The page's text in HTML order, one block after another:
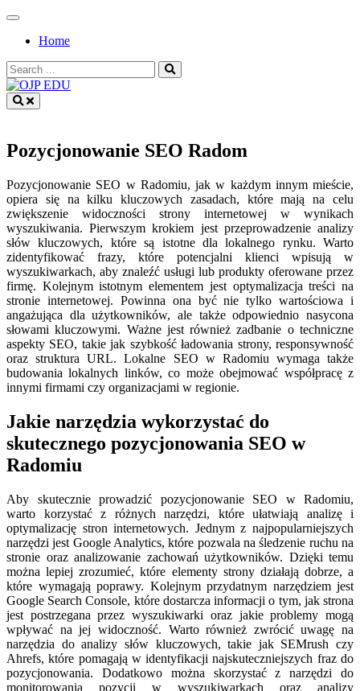
Skip
contentHome
Search
for:
Pozycjonowanie SEO Radom
Pozycjonowanie SEO w Radomiu, jak w każdym innym mieście,
opiera się na kilku kluczowych zasadach, które mają na celu
zwiększenie widoczności strony internetowej w wynikach
wyszukiwania. Pierwszym krokiem jest przeprowadzenie analizy
słów kluczowych, które są istotne dla lokalnego rynku. Warto
zidentyfikować frazy, które potencjalni klienci wpisują w
wyszukiwarkach, aby znaleźć usługi lub produkty oferowane przez
firmę. Kolejnym istotnym elementem jest optymalizacja treści na
stronie internetowej. Powinna ona być nie tylko wartościowa i
angażująca dla użytkowników, ale także odpowiednio nasycona
słowami kluczowymi. Ważne jest również zadbanie o techniczne
aspekty SEO, takie jak szybkość ładowania strony, responsywność
oraz struktura URL. Lokalne SEO w Radomiu wymaga także
budowania lokalnych linków, co może obejmować współpracę z
innymi firmami czy organizacjami w regionie.
Jakie narzędzia wykorzystać do
skutecznego pozycjonowania SEO w
Radomiu
Aby skutecznie prowadzić pozycjonowanie SEO w Radomiu,
warto korzystać z różnych narzędzi, które ułatwiają analizę i
optymalizację stron internetowych. Jednym z najpopularniejszych
narzędzi jest Google Analytics, które pozwala na śledzenie ruchu na
stronie oraz analizowanie zachowań użytkowników. Dzięki temu
można lepiej zrozumieć, które elementy strony działają dobrze, a
które wymagają poprawy. Kolejnym przydatnym narzędziem jest
Google Search Console, które dostarcza informacji o tym, jak strona
jest postrzegana przez wyszukiwarki oraz jakie problemy mogą
wpływać na jej widoczność. Warto również zwrócić uwagę na
narzędzia do analizy słów kluczowych, takie jak SEMrush czy
Ahrefs, które pomagają w identyfikacji najskuteczniejszych fraz do
pozycjonowania. Dodatkowo można skorzystać z narzędzi do
monitorowania pozycji w wyszukiwarkach oraz analizy